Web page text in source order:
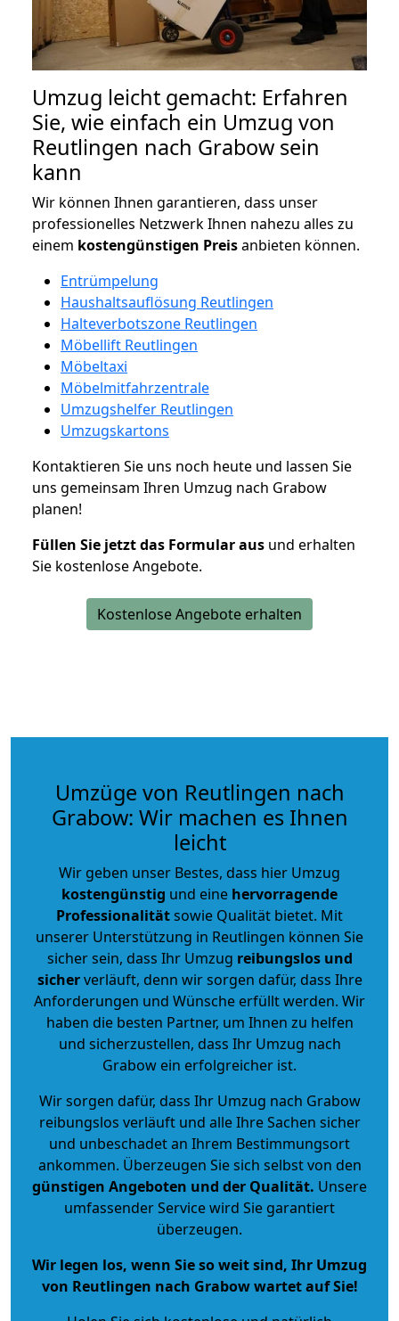
Umzug leicht gemacht: Erfahren
Sie, wie einfach ein Umzug von
Reutlingen nach Grabow sein
kann
Wir können Ihnen garantieren, dass unser
professionelles Netzwerk Ihnen nahezu alles zu
einem kostengünstigen Preisanbieten können.
Entrümpelung
Haushaltsauflösung Reutlingen
Halteverbotszone Reutlingen
Möbellift Reutlingen
Möbeltaxi
Möbelmitfahrzentrale
Umzugshelfer Reutlingen
Umzugskartons
Kontaktieren Sie uns noch heute und lassen Sie
uns gemeinsam Ihren Umzug nach Grabow
planen!
Füllen Sie jetzt das Formular aus und erhalten
Sie kostenlose Angebote.
Kostenlose Angebote erhalten
Umzüge von Reutlingen nach
Grabow: Wir machen es Ihnen
leicht
Wir geben unser Bestes, dass hier Umzug
kostengünstig und eine hervorragende
Professionalitätsowie Qualität bietet. Mit
unserer Unterstützung in Reutlingen können Sie
sicher sein, dass Ihr Umzug reibungslos und
sicherverläuft, denn wir sorgen dafür, dass Ihre
Anforderungen und Wünsche erfüllt werden. Wir
haben die besten Partner, um Ihnen zu helfen
und sicherzustellen, dass Ihr Umzug nach
Grabow ein erfolgreicher ist.
Wir sorgen dafür, dass Ihr Umzug nach Grabow
reibungslos verläuft und alle Ihre Sachen sicher
und unbeschadet an Ihrem Bestimmungsort
ankommen. Überzeugen Sie sich selbst von den
günstigen Angeboten und der Qualität. Unsere
umfassender Service wird Sie garantiert
überzeugen.
Wir legen los, wenn Sie so weit sind, Ihr Umzug
von Reutlingen nach Grabow wartet auf Sie!